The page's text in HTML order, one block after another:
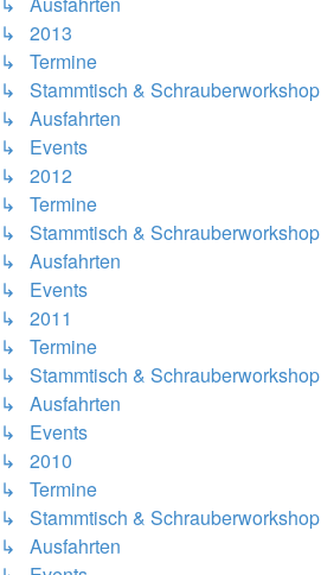
↳ 2013
↳ Termine
↳ Stammtisch & Schrauberworkshop
↳ Ausfahrten
↳ Events
↳ 2012
↳ Termine
↳ Stammtisch & Schrauberworkshop
↳ Ausfahrten
↳ Events
↳ 2011
↳ Termine
↳ Stammtisch & Schrauberworkshop
↳ Ausfahrten
↳ Events
↳ 2010
↳ Termine
↳ Stammtisch & Schrauberworkshop
↳ Ausfahrten